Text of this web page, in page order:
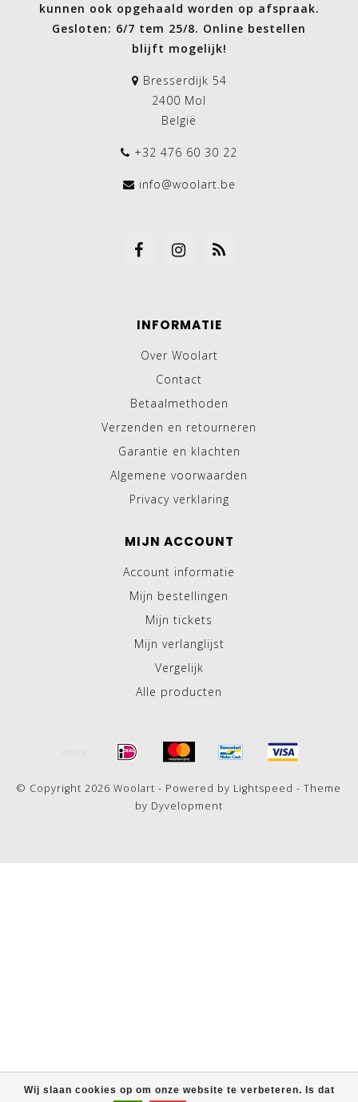
Wij slaan cookies op om onze website te verbeteren. Is dat
kunnen ook opgehaald worden op afspraak.
Gesloten: 6/7 tem 25/8. Online bestellen
blijft mogelijk!
Bresserdijk 54
2400 Mol
België
+32 476 60 30 22
info@woolart.be
INFORMATIE
Over Woolart
Contact
Betaalmethoden
Verzenden en retourneren
Garantie en klachten
Algemene voorwaarden
Privacy verklaring
MIJN ACCOUNT
Account informatie
Mijn bestellingen
Mijn tickets
Mijn verlanglijst
Vergelijk
Alle producten
© Copyright 2026 Woolart - Powered by Lightspeed - Theme
by Dyvelopment